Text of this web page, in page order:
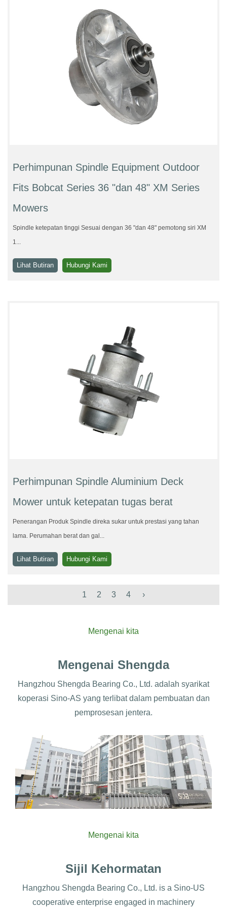
Perhimpunan Spindle Equipment Outdoor
Fits Bobcat Series 36 "dan 48" XM Series
Mowers
Spindle ketepatan tinggi Sesuai dengan 36 "dan 48" pemotong siri XM
1...
Lihat Butiran Hubungi Kami
Perhimpunan Spindle Aluminium Deck
Mower untuk ketepatan tugas berat
Penerangan Produk Spindle direka sukar untuk prestasi yang tahan
lama. Perumahan berat dan gal...
Lihat Butiran Hubungi Kami
1 2 3 4 ›
Mengenai kita
Mengenai Shengda
Hangzhou Shengda Bearing Co., Ltd. adalah syarikat
koperasi Sino-AS yang terlibat dalam pembuatan dan
pemprosesan jentera.
Mengenai kita
Sijil Kehormatan
Hangzhou Shengda Bearing Co., Ltd. is a Sino-US
cooperative enterprise engaged in machinery